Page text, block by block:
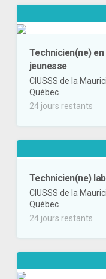
Technicien(ne)
jeunesse
CIUSSS de la
Québec
24 jours restants
Technicien(ne)
CIUSSS de la
Québec
24 jours restants